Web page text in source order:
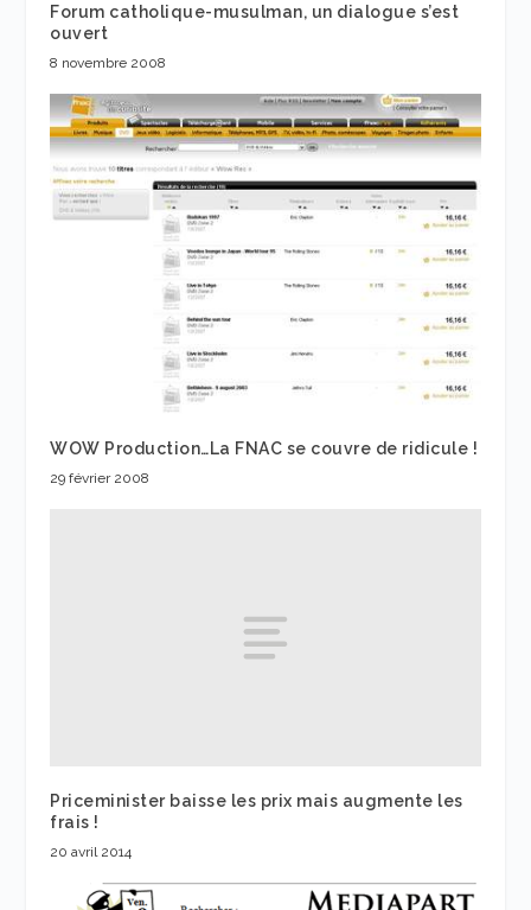
Forum catholique-musulman, un dialogue s’est
ouvert
8 novembre 2008
WOW Production…La FNAC se couvre de ridicule !
29 février 2008
Priceminister baisse les prix mais augmente les
frais !
20 avril 2014